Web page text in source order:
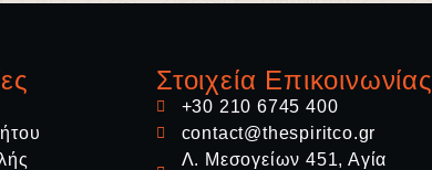
Στοιχεία Επικοινωνίας
+30 210 6745 400
contact@thespiritco.gr
Λ. Μεσογείων 451, Αγία